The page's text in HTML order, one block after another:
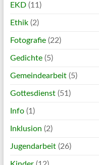
EKD(11)
Ethik(2)
Fotografie(22)
Gedichte(5)
Gemeindearbeit(5)
Gottesdienst(51)
Info(1)
Inklusion (2)
Jugendarbeit(26)